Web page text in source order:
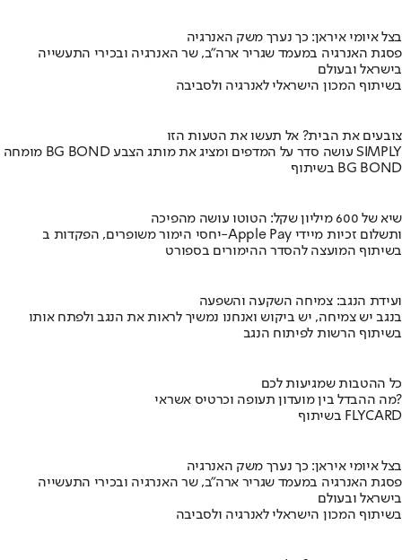
בצל איומי איראן: כך נערך משק האנרגיה
פסגת האנרגיה במעמד שגריר ארה"ב, שר האנרגיה ובכירי התעשייה
בישראל ובעולם
בשיתוף המכון הישראלי לאנרגיה ולסביבה
צובעים את הבית? אל תעשו את הטעות הזו
מומחה BG BOND עושה סדר על המדפים ומציג את מותג הצבע SIMPLY
בשיתוף BG BOND
שיא של 600 מיליון שקל: הטוטו עושה מהפיכה
יחסי הימור משופרים, הפקדות ב-Apple Pay ותשלום זכיות מיידי
בשיתוף המועצה להסדר ההימורים בספורט
ועידת הנגב: צמיחה השקעה והשפעה
בנגב יש צמיחה, יש ביקוש ואנחנו נמשיך לראות את הנגב ולפתח אותו
בשיתוף הרשות לפיתוח הנגב
כל ההטבות שמגיעות לכם
מה ההבדל בין מועדון תעופה וכרטיס אשראי?
בשיתוף FLYCARD
בצל איומי איראן: כך נערך משק האנרגיה
פסגת האנרגיה במעמד שגריר ארה"ב, שר האנרגיה ובכירי התעשייה
בישראל ובעולם
בשיתוף המכון הישראלי לאנרגיה ולסביבה